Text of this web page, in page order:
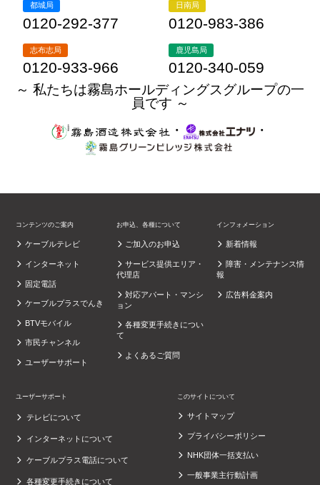
都城局
0120-292-377
日南局
0120-983-386
志布志局
0120-933-966
鹿児島局
0120-340-059
～ 私たちは霧島ホールディングスグループの一
員です ～
・
・
コンテンツのご案内
ケーブルテレビ
インターネット
固定電話
ケーブルプラスでんき
BTVモバイル
市民チャンネル
ユーザーサポート
お申込、各種について
ご加入のお申込
サービス提供エリア・
代理店
対応アパート・マンシ
ョン
各種変更手続きについ
て
よくあるご質問
インフォメーション
新着情報
障害・メンテナンス情
報
広告料金案内
ユーザーサポート
テレビについて
インターネットについて
ケーブルプラス電話について
各種変更手続きについて
このサイトについて
サイトマップ
プライバシーポリシー
NHK団体一括支払い
一般事業主行動計画